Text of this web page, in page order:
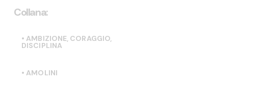
Collana:
• AMBIZIONE, CORAGGIO,
DISCIPLINA
• AMOLINI